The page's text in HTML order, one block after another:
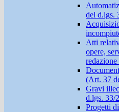
del d.lgs.
Atti
opere,
(Art. 37
Gravi
d.lgs. 33/
Progetti